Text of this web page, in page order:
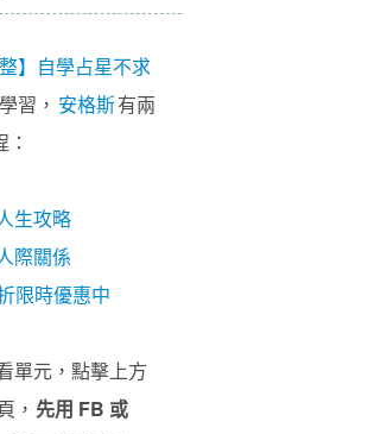
整】自學占星不求
習， 安格斯有兩
生攻略
際關係
限時優惠中
單元，點擊上方
， 先用 FB 或